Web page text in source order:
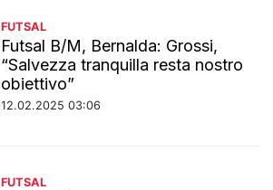
FUTSAL
Futsal B/M, Bernalda: Grossi,
“Salvezza tranquilla resta nostro
obiettivo”
12.02.2025 03:06
FUTSAL